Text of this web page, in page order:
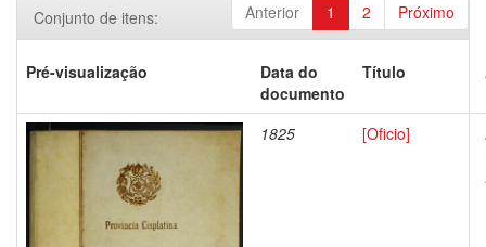
Anterior 1 2 Próximo
Conjunto de itens:
Pré-visualização
Data do
documento
Título
1825 [Oficio]